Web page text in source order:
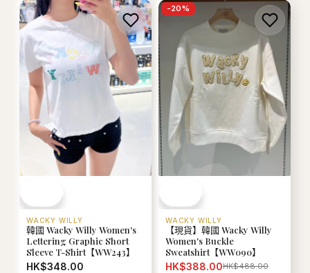
WACKY WILLY
韓國 Wacky Willy Women's
Lettering Graphic Short
Sleeve T-Shirt【WW243】
HK$348.00
-20%
WACKY WILLY
【現貨】韓國 Wacky Willy
Women's Buckle
Sweatshirt【WW090】
HK$388.00HK$488.00